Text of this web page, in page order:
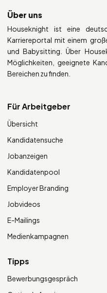
Über uns
Houseknight ist eine
Karriereportal mit einem
und Babysitting. Über
Möglichkeiten, geeignete
Bereichen zu finden.
Für Arbeitgeber
Übersicht
Kandidatensuche
Jobanzeigen
Kandidatenpool
Employer Branding
Jobvideos
E-Mailings
Medienkampagnen
Tipps
Bewerbungsgespräch